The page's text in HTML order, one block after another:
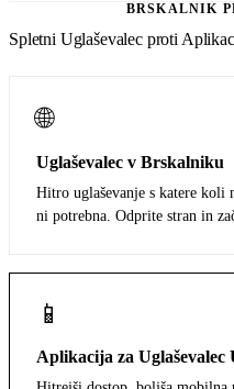
BRSKALNIK
Spletni Uglaševalec proti
🌐
Uglaševalec v Brskalniku
Hitro uglaševanje s katere koli
ni potrebna. Odprite stran in
📱
Aplikacija za Uglaševalec